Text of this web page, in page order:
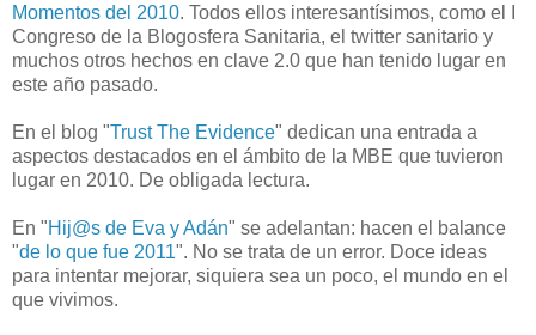
Momentos del 2010. Todos ellos interesantísimos, como el I
Congreso de la Blogosfera Sanitaria, el twitter sanitario y
muchos otros hechos en clave 2.0 que han tenido lugar en
este año pasado.
En el blog "Trust The Evidence" dedican una entrada a
aspectos destacados en el ámbito de la MBE que tuvieron
lugar en 2010. De obligada lectura.
En "Hij@s de Eva y Adán" se adelantan: hacen el balance
"de lo que fue 2011". No se trata de un error. Doce ideas
para intentar mejorar, siquiera sea un poco, el mundo en el
que vivimos.